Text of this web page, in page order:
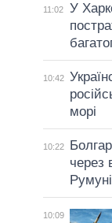
11:02
У
10:42
морі
10:22
через
10:09